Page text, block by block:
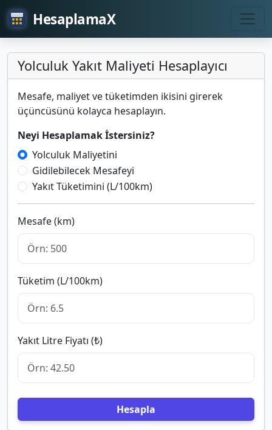
HesaplamaX
Yolculuk Yakıt Maliyeti Hesaplayıcı
Mesafe, maliyet ve tüketimden ikisini girerek
üçüncüsünü kolayca hesaplayın.
Neyi Hesaplamak İstersiniz?
Yolculuk Maliyetini
Gidilebilecek Mesafeyi
Yakıt Tüketimini (L/100km)
Mesafe (km)
Tüketim (L/100km)
Yakıt Litre Fiyatı (₺)
Hesapla